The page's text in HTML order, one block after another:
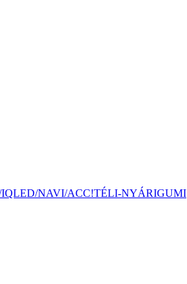
IQLED/NAVI/ACC!TÉLI-NYÁRIGUMI